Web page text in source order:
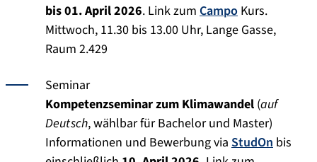
bis 01. April 2026. Link zum Campo Kurs.
Mittwoch, 11.30 bis 13.00 Uhr, Lange Gasse,
Raum 2.429
Seminar
Kompetenzseminar zum Klimawandel (auf
Deutsch, wählbar für Bachelor und Master)
Informationen und Bewerbung via StudOn bis